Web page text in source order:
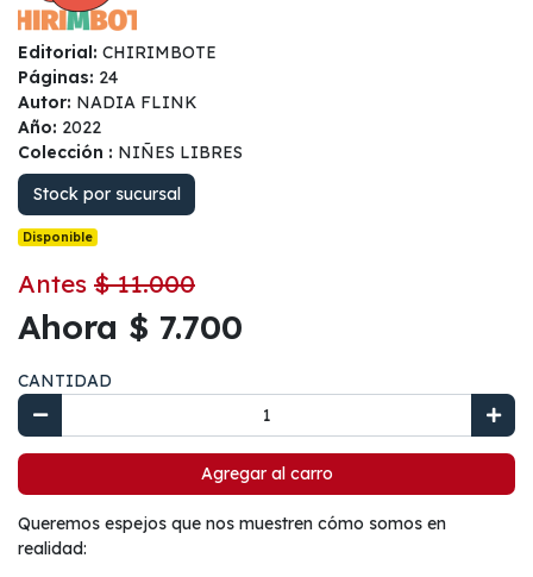
Editorial: CHIRIMBOTE
Páginas: 24
Autor: NADIA FLINK
Año: 2022
Colección : NIÑES LIBRES
Stock por sucursal
Disponible
Antes $ 11.000
Ahora $ 7.700
CANTIDAD
Agregar al carro
Queremos espejos que nos muestren cómo somos en
realidad: